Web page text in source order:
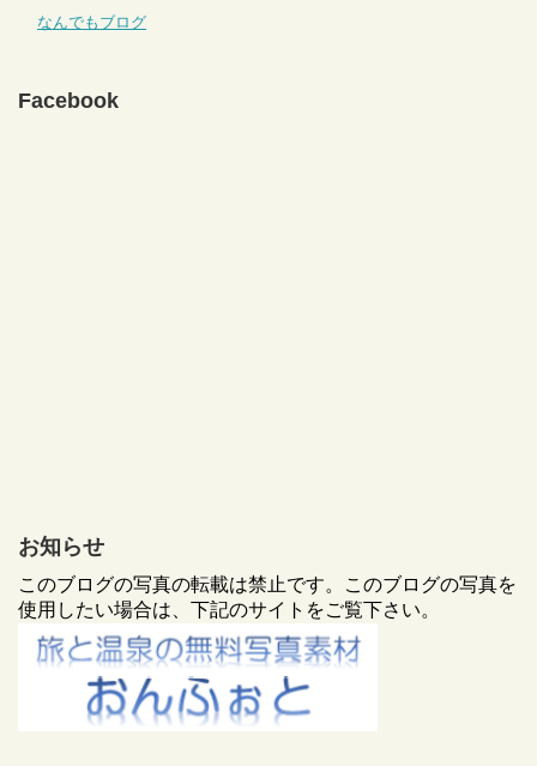
なんでもブログ
Facebook
お知らせ
このブログの写真の転載は禁止です。このブログの写真を
使用したい場合は、下記のサイトをご覧下さい。